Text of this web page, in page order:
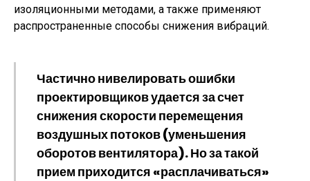
изоляционными методами, а также применяют
распространенные способы снижения вибраций.
Частично нивелировать ошибки
проектировщиков удается за счет
снижения скорости перемещения
воздушных потоков (уменьшения
оборотов вентилятора). Но за такой
прием приходится «расплачиваться»